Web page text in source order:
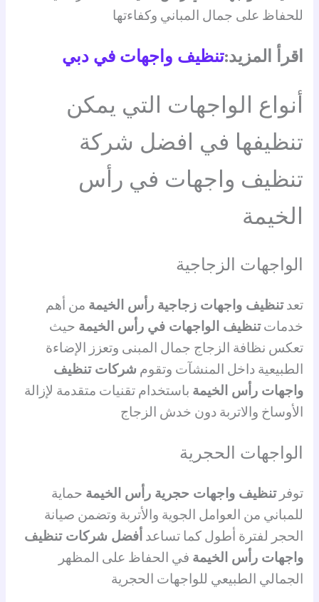
للحفاظ على جمال المباني وكفاءتها
اقرأ المزيد:تنظيف واجهات في دبي
أنواع الواجهات التي يمكن
تنظيفها في افضل شركة
تنظيف واجهات في رأس
الخيمة
الواجهات الزجاجية
تعدتنظيف واجهات زجاجية رأس الخيمة من أهم
خدماتتنظيف الواجهات في رأس الخيمة حيث
تعكس نظافة الزجاج جمال المبنى وتعزز الإضاءة
الطبيعية داخل المنشآت وتقوم شركات تنظيف
واجهات رأس الخيمة باستخدام تقنيات متقدمة لإزالة
الأوساخ والاتربة دون خدش الزجاج
الواجهات الحجرية
توفرتنظيف واجهات حجرية رأس الخيمة حماية
للمباني من العوامل الجوية والأتربة وتضمن صيانة
الحجر لفترة أطول كما تساعد أفضل شركات تنظيف
واجهات رأس الخيمة في الحفاظ على المظهر
الجمالي الطبيعي للواجهات الحجرية